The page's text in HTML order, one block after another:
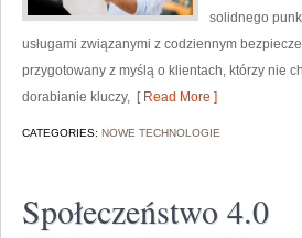
solidnego
usługami związanymi z codziennym
przygotowany z myślą o klientach, którzy nie
dorabianie kluczy, [ Read More ]
CATEGORIES: NOWE TECHNOLOGIE
Społeczeństwo 4.0